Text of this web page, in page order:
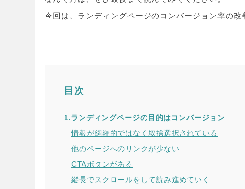
今回は、ランディングページのコンバージョン率の改
目次
1.ランディングページの目的はコンバージョン
情報が網羅的ではなく取捨選択されている
他のページへのリンクが少ない
CTAボタンがある
縦長でスクロールをして読み進めていく